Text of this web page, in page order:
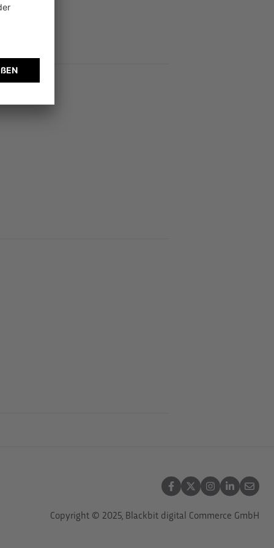
Copyright © 2025, Blackbit digital Commerce GmbH